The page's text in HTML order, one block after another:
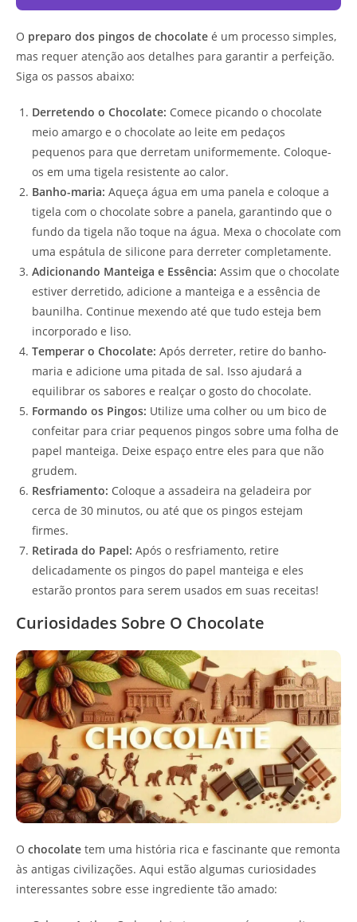
O preparo dos pingos de chocolate é um processo simples,
mas requer atenção aos detalhes para garantir a perfeição.
Siga os passos abaixo:
Derretendo o Chocolate: Comece picando o chocolate
meio amargo e o chocolate ao leite em pedaços
pequenos para que derretam uniformemente. Coloque-
os em uma tigela resistente ao calor.
Banho-maria: Aqueça água em uma panela e coloque a
tigela com o chocolate sobre a panela, garantindo que o
fundo da tigela não toque na água. Mexa o chocolate com
uma espátula de silicone para derreter completamente.
Adicionando Manteiga e Essência: Assim que o chocolate
estiver derretido, adicione a manteiga e a essência de
baunilha. Continue mexendo até que tudo esteja bem
incorporado e liso.
Temperar o Chocolate: Após derreter, retire do banho-
maria e adicione uma pitada de sal. Isso ajudará a
equilibrar os sabores e realçar o gosto do chocolate.
Formando os Pingos: Utilize uma colher ou um bico de
confeitar para criar pequenos pingos sobre uma folha de
papel manteiga. Deixe espaço entre eles para que não
grudem.
Resfriamento: Coloque a assadeira na geladeira por
cerca de 30 minutos, ou até que os pingos estejam
firmes.
Retirada do Papel: Após o resfriamento, retire
delicadamente os pingos do papel manteiga e eles
estarão prontos para serem usados em suas receitas!
Curiosidades Sobre O Chocolate
O chocolate tem uma história rica e fascinante que remonta
às antigas civilizações. Aqui estão algumas curiosidades
interessantes sobre esse ingrediente tão amado: